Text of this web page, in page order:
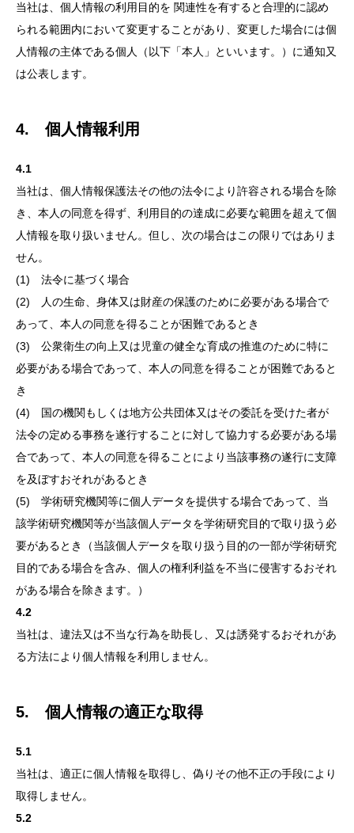
当社は、個人情報の利用目的を 関連性を有すると合理的に認め
られる範囲内において変更することがあり、変更した場合には個
人情報の主体である個人（以下「本人」といいます。）に通知又
は公表します。
4. 個人情報利用
4.1
当社は、個人情報保護法その他の法令により許容される場合を除
き、本人の同意を得ず、利用目的の達成に必要な範囲を超えて個
人情報を取り扱いません。但し、次の場合はこの限りではありま
せん。
(1) 法令に基づく場合
(2) 人の生命、身体又は財産の保護のために必要がある場合で
あって、本人の同意を得ることが困難であるとき
(3) 公衆衛生の向上又は児童の健全な育成の推進のために特に
必要がある場合であって、本人の同意を得ることが困難であると
き
(4) 国の機関もしくは地方公共団体又はその委託を受けた者が
法令の定める事務を遂行することに対して協力する必要がある場
合であって、本人の同意を得ることにより当該事務の遂行に支障
を及ぼすおそれがあるとき
(5) 学術研究機関等に個人データを提供する場合であって、当
該学術研究機関等が当該個人データを学術研究目的で取り扱う必
要があるとき（当該個人データを取り扱う目的の一部が学術研究
目的である場合を含み、個人の権利利益を不当に侵害するおそれ
がある場合を除きます。）
4.2
当社は、違法又は不当な行為を助長し、又は誘発するおそれがあ
る方法により個人情報を利用しません。
5. 個人情報の適正な取得
5.1
当社は、適正に個人情報を取得し、偽りその他不正の手段により
取得しません。
5.2